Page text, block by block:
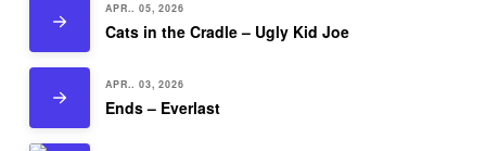
APR.. 05, 2026
Cats in the Cradle – Ugly Kid Joe
APR.. 03, 2026
Ends – Everlast